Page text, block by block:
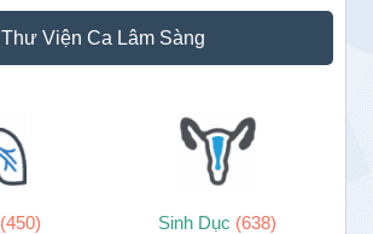
Thư Viện Ca Lâm Sàng
(450) Sinh Dục (638)